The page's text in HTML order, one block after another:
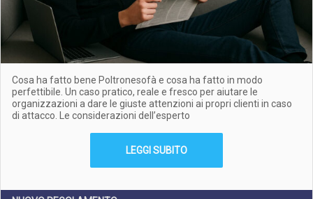
Cosa ha fatto bene Poltronesofà e cosa ha fatto in modo
perfettibile. Un caso pratico, reale e fresco per aiutare le
organizzazioni a dare le giuste attenzioni ai propri clienti in caso
di attacco. Le considerazioni dell’esperto
LEGGI SUBITO